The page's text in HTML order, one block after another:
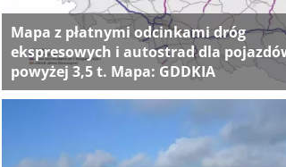
Mapa z płatnymi odcinkami dróg
ekspresowych i autostrad dla
powyżej 3,5 t. Mapa: GDDKIA